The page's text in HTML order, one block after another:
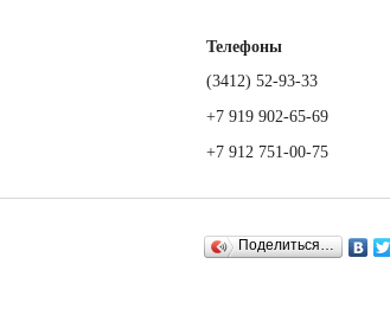
Телефоны
(3412) 52-93-33
+7 919 902-65-69
+7 912 751-00-75
Поделиться…